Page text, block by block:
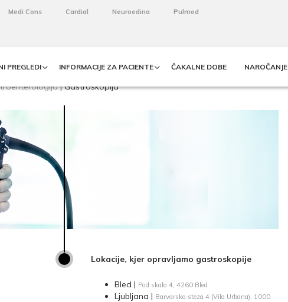
Medi Cons Cardial Neuroedina Pulmed
PREGLEDI INFORMACIJE ZA PACIENTE ČAKALNE DOBE NAROČANJE
|Gastroskopija
Lokacije, kjer opravljamo gastroskopije
Bled | Pod skalo 4, 4260 Bled
Ljubljana | Barvarska steza 4 (Vila Urbana), 1000